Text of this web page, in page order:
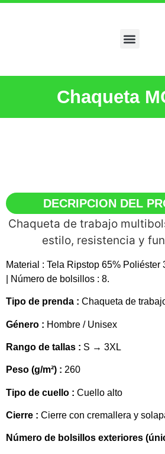
Chaqueta
DECRIPCION DEL
Chaqueta de trabajo
estilo, resistencia y
Material : Tela Ripstop 65% Poliéster
| Número de bolsillos : 8.
Tipo de prenda : Chaqueta de
Género : Hombre / Unisex
Rango de tallas : S → 3XL
Peso (g/m²) : 260
Tipo de cuello : Cuello alto
Cierre : Cierre con cremallera y
Número de bolsillos exteriores